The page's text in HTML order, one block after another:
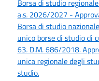
Borsa di studio
a.s. 2026/2027 -
Borsa di studio
unico borse di studio di
63. D.M. 686/2018.
unica regionale degli
studio.